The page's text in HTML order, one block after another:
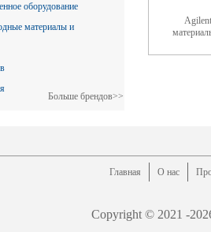
оборудование
материалы и
Больше брендов>>
Главная О нас
Copyright © 2021 -